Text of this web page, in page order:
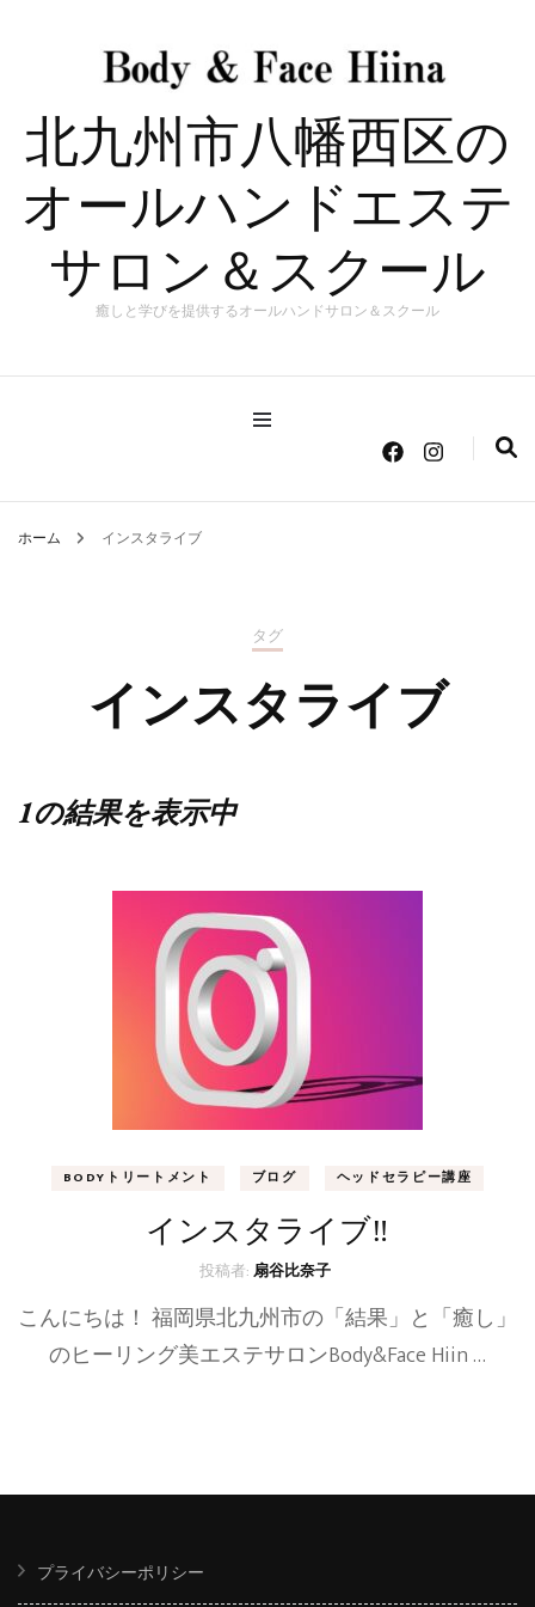
北九州市八幡西区の
オールハンドエステ
サロン＆スクール
癒しと学びを提供するオールハンドサロン＆スクール
ホーム インスタライブ
タグ
インスタライブ
1の結果を表示中
BODYトリートメント ブログ ヘッドセラピー講座
インスタライブ‼
投稿者:扇谷比奈子
こんにちは！ 福岡県北九州市の「結果」と「癒し」
のヒーリング美エステサロンBody&Face Hiin …
プライバシーポリシー